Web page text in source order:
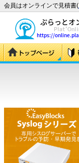
会員はオンラインで見積書(